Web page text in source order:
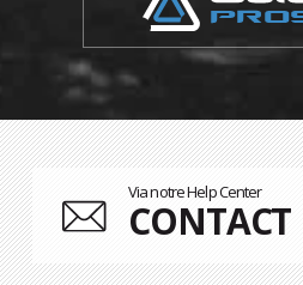
Via notre Help Center
CONTACT